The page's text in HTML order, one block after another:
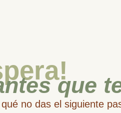
que
no das el siguiente